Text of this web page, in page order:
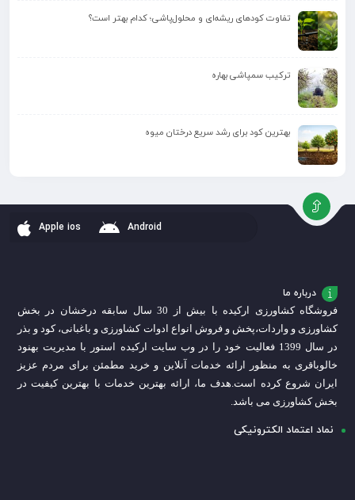
تفاوت کودهای ریشه‌ای و محلول‌پاشی؛ کدام بهتر است؟
ترکیب سمپاشی بهاره
بهترین کود برای رشد سریع درختان میوه
Apple ios Android
درباره ما
فروشگاه کشاورزی ارکیده با بیش از 30 سال سابقه درخشان در بخش
کشاورزی و واردات،پخش و فروش انواع ادوات کشاورزی و باغبانی، کود و بذر
در سال 1399 فعالیت خود را در وب سایت ارکیده استور با مدیریت بهنود
خالوباقری به منظور ارائه خدمات آنلاین و خرید مطمئن برای مردم عزیز
ایران شروع کرده است.هدف ما، ارائه بهترین خدمات با بهترین کیفیت در
بخش کشاورزی می باشد.
نماد اعتماد الکترونیکی